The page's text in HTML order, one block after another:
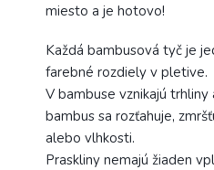
miesto a je hotovo!
Každá bambusová tyč je
farebné rozdiely v pletive.
V bambuse vznikajú
bambus sa rozťahuje,
alebo vlhkosti.
Praskliny nemajú žiaden